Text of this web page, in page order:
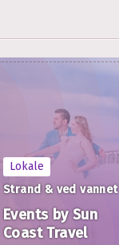
Lokale
Strand & ved vannet
Events by Sun
Coast Travel